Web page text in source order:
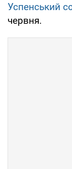
Успенський
червня.